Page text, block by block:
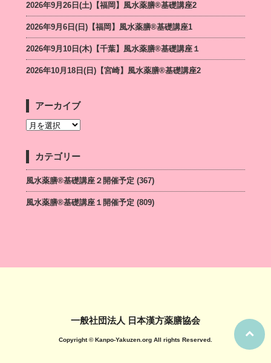
2026年9月26日(土)【福岡】風水薬膳®︎基礎講座2
2026年9月6日(日)【福岡】風水薬膳®︎基礎講座1
2026年9月10日(木)【千葉】風水薬膳®︎基礎講座１
2026年10月18日(日)【宮崎】風水薬膳®︎基礎講座2
アーカイブ
カテゴリー
風水薬膳®基礎講座２開催予定 (367)
風水薬膳®基礎講座１開催予定 (809)
一般社団法人 日本漢方薬膳協会
Copyright © Kanpo-Yakuzen.org All rights Reserved.